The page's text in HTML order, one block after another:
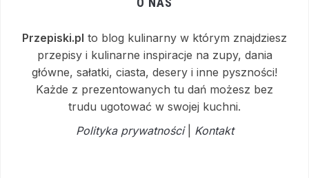
Przepiski.pl to blog kulinarny w którym znajdziesz
przepisy i kulinarne inspiracje na zupy, dania
główne, sałatki, ciasta, desery i inne pyszności!
Każde z prezentowanych tu dań możesz bez
trudu ugotować w swojej kuchni.
Polityka prywatności| Kontakt